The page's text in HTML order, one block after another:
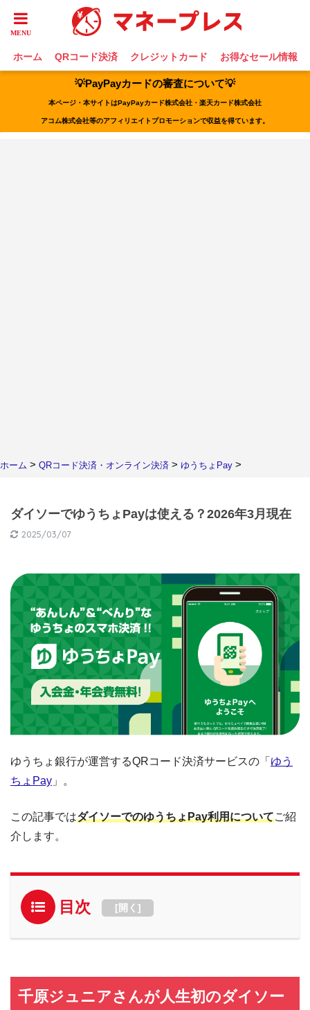
ホーム QRコード決済 クレジットカード お得なセール情報
💡PayPayカードの審査について💡
本ページ・本サイトはPayPayカード株式会社・楽天カード株式会社
アコム株式会社等のアフィリエイトプロモーションで収益を得ています。
ホーム > QRコード決済・オンライン決済 > ゆうちょPay >
ダイソーでゆうちょPayは使える？2026年3月現在
2025/03/07
ゆうちょ銀行が運営するQRコード決済サービスの「 ゆう
ちょPay 」。
この記事ではダイソーでのゆうちょPay利用についてご紹
介します。
目次 [開く ]
千原ジュニアさんが人生初のダイソー